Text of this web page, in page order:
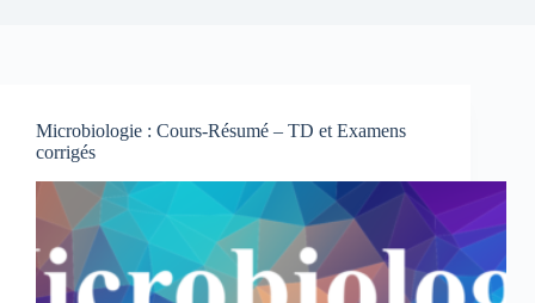
Microbiologie : Cours-Résumé – TD et Examens
corrigés